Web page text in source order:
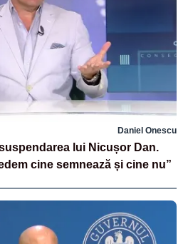
Daniel Onescu
lui Nicușor Dan.
cine semnează și cine nu”